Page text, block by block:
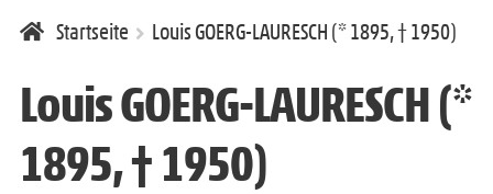
e
n
t
e
KINTSUGI-REPARATUR
Startseite Louis GOERG-LAURESCH (* 1895, † 1950)
Louis GOERG-LAURESCH (*
1895, † 1950)